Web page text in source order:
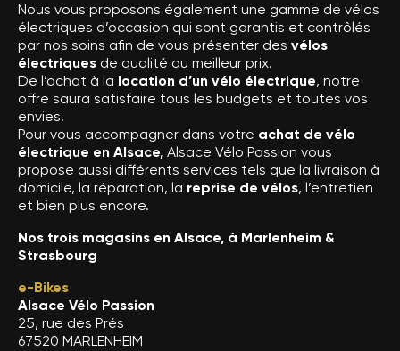
Nous vous proposons également une gamme de vélos
électriques d’occasion qui sont garantis et contrôlés
par nos soins afin de vous présenter des vélos
électriques de qualité au meilleur prix.
De l’achat à la location d’un vélo électrique, notre
offre saura satisfaire tous les budgets et toutes vos
envies.
Pour vous accompagner dans votre achat de vélo
électrique en Alsace, Alsace Vélo Passion vous
propose aussi différents services tels que la livraison à
domicile, la réparation, la reprise de vélos, l’entretien
et bien plus encore.
Nos trois magasins en Alsace, à Marlenheim &
Strasbourg
e-Bikes
Alsace Vélo Passion
25, rue des Prés
67520 MARLENHEIM